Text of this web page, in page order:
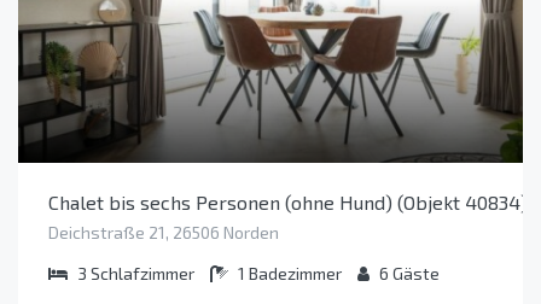
Chalet bis sechs Personen (ohne Hund) (Objekt 40834)
Deichstraße 21, 26506 Norden
3 Schlafzimmer 1 Badezimmer 6 Gäste